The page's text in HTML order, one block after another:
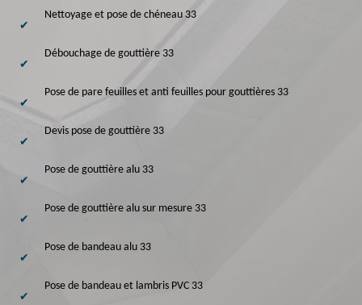
Nettoyage et pose de chéneau 33
Débouchage de gouttière 33
Pose de pare feuilles et anti feuilles pour gouttières 33
Devis pose de gouttière 33
Pose de gouttière alu 33
Pose de gouttière alu sur mesure 33
Pose de bandeau alu 33
Pose de bandeau et lambris PVC 33